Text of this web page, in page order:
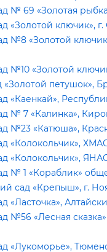
№ 69 «Золотая
«Золотой ключик», г.
№8 «Золотой
№10 «Золотой
петушок»,
«Каенкай»,
№ 7 «Калинка»,
№23 «Катюша»,
«Колокольчик»,
«Колокольчик»,
№ 1 «Кораблик»
сад «Крепыш», г.
«Ласточка»,
№56 «Лесная
«Лукоморье»,